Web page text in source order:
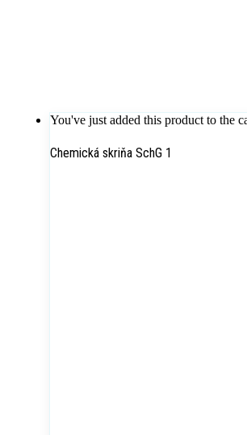
You've just added this product to the
Chemická skriňa SchG 1